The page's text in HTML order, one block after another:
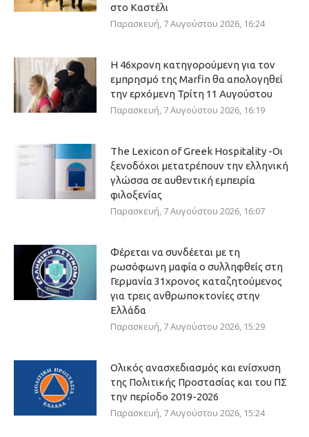
στο Καστέλι
Παρασκευή, 7 Αυγούστου 2026, 16:24
Η 46χρονη κατηγορούμενη για τον
εμπρησμό της Marfin θα απολογηθεί
την ερχόμενη Τρίτη 11 Αυγούστου
Παρασκευή, 7 Αυγούστου 2026, 16:19
The Lexicon of Greek Hospitality -Οι
ξενοδόχοι μετατρέπουν την ελληνική
γλώσσα σε αυθεντική εμπειρία
φιλοξενίας
Παρασκευή, 7 Αυγούστου 2026, 16:07
Φέρεται να συνδέεται με τη
ρωσόφωνη μαφία ο συλληφθείς στη
Γερμανία 31χρονος καταζητούμενος
για τρεις ανθρωποκτονίες στην
Ελλάδα
Παρασκευή, 7 Αυγούστου 2026, 15:29
Ολικός ανασχεδιασμός και ενίσχυση
της Πολιτικής Προστασίας και του ΠΣ
την περίοδο 2019-2026
Παρασκευή, 7 Αυγούστου 2026, 15:24